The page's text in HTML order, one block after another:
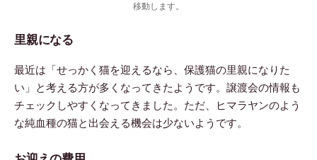
移動します。
里親になる
最近は「せっかく猫を迎えるなら、保護猫の里親になりた
い」と考える方が多くなってきたようです。譲渡会の情報も
チェックしやすくなってきました。ただ、ヒマラヤンのよう
な純血種の猫と出会える機会は少ないようです。